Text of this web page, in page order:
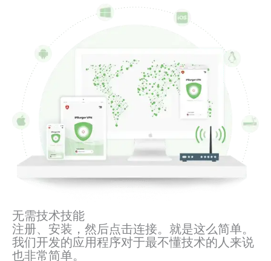
无需技术技能
注册、安装，然后点击连接。就是这么简单。
我们开发的应用程序对于最不懂技术的人来说
也非常简单。